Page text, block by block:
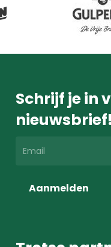
Schrijf je in
nieuwsbrief!
Aanmelden